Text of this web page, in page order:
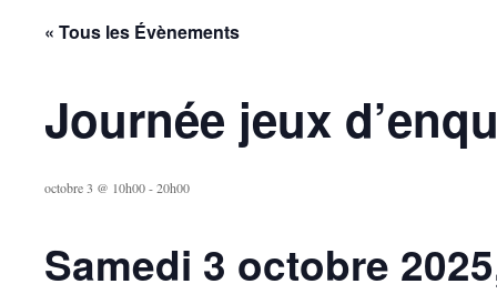
« Tous les Évènements
Journée jeux
octobre 3 @ 10h00-20h00
Samedi 3 octobre